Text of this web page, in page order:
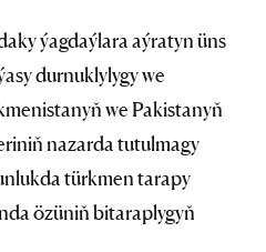
ýagdaýlara aýratyn üns
durnuklylygy we
we Pakistanyň
nazarda tutulmagy
türkmen tarapy
özüniň bitaraplygyň